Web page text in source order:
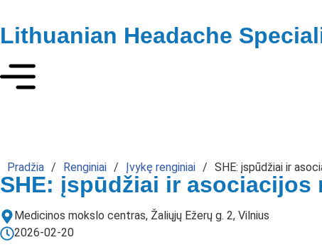
Lithuanian Headache
Pradžia / Renginiai / Įvykę renginiai / SHE: įspūdžiai ir
SHE: įspūdžiai ir asociacijos
Medicinos mokslo centras, Žaliųjų Ežerų g. 2, Vilnius
2026-02-20